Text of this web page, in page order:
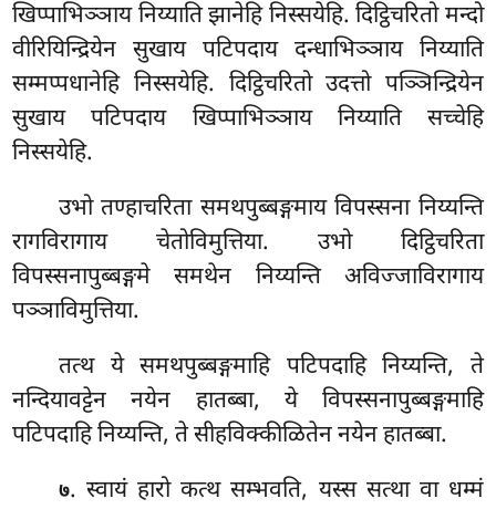
खिप्पाभिञ्ञायनिय्याति झानेहि निस्सयेहि. दिट्ठिचरितो मन्दो
वीरियिन्द्रियेन सुखाय पटिपदाय दन्धाभिञ्ञाय निय्याति
सम्मप्पधानेहि निस्सयेहि. दिट्ठिचरितो उदत्तो पञ्ञिन्द्रियेन
सुखाय पटिपदाय खिप्पाभिञ्ञाय निय्याति सच्चेहि
निस्सयेहि.
उभो तण्हाचरिता समथपुब्बङ्गमाय विपस्सना निय्यन्ति
रागविरागाय चेतोविमुत्तिया. उभो दिट्ठिचरिता
विपस्सनापुब्बङ्गमे समथेन निय्यन्ति अविज्जाविरागाय
पञ्ञाविमुत्तिया.
तत्थ ये समथपुब्बङ्गमाहि पटिपदाहि निय्यन्ति, ते
नन्दियावट्टेन नयेन हातब्बा, ये विपस्सनापुब्बङ्गमाहि
पटिपदाहि निय्यन्ति, ते सीहविक्कीळितेन नयेन हातब्बा.
७. स्वायंहारो कत्थ सम्भवति, यस्स सत्था वा धम्मं